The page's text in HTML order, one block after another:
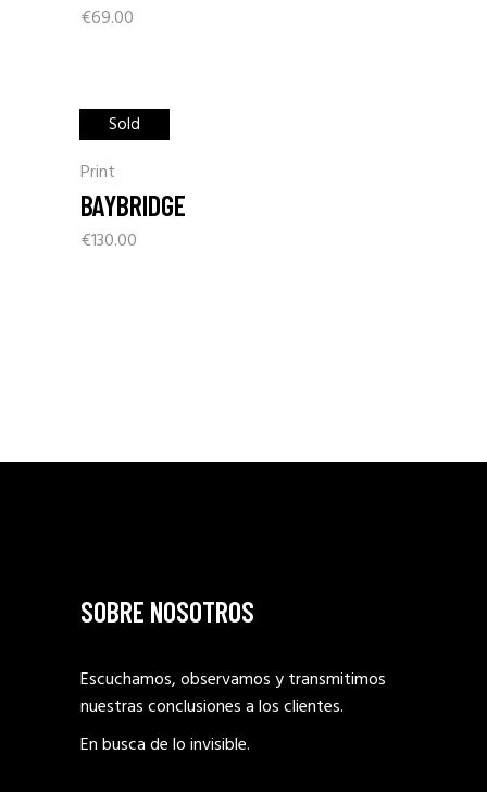
€69.00
Sold
Print
BAYBRIDGE
€130.00
SOBRE NOSOTROS
Escuchamos, observamos y transmitimos
nuestras conclusiones a los clientes.
En busca de lo invisible.